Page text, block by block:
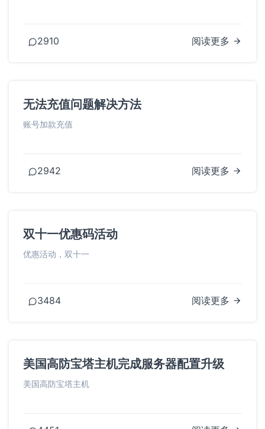
2910 阅读更多
无法充值问题解决方法
账号加款充值
2942 阅读更多
双十一优惠码活动
优惠活动，双十一
3484 阅读更多
美国高防宝塔主机完成服务器配置升级
美国高防宝塔主机